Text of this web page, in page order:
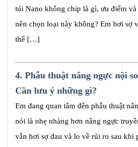
túi Nano không chip là gì, ưu điểm và
nên chọn loại này không? Em hơi sợ
thể […]
4. Phẫu thuật nâng ngực nội
Cần lưu ý những gì?
Em đang quan tâm đến phẫu thuật
nói là nhẹ nhàng hơn nâng ngực
vẫn hơi sợ đau và lo về rủi ro sau khi